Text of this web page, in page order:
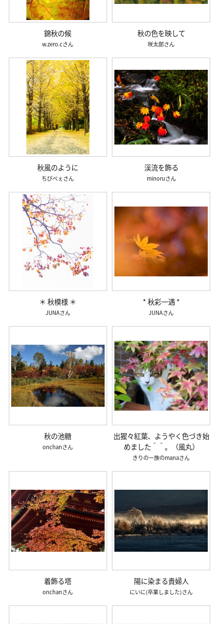
錦秋の候
w.zero.c
秋の色を映して
咲太郎
秋風のように
ちびべぇ
渓流を飾る
minoru
＊ 秋模様 ＊
JUNA
* 秋彩一遇 *
JUNA
秋の池糖
onchan
出猩々紅葉、ようやく色づき始
めました＾＾。（風丸）
きりの一族のmana
着飾る塔
onchan
陽に染まる貴婦人
にいに(卒業しました)